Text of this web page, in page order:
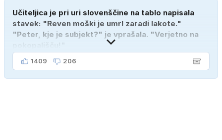
Učiteljica je pri uri slovenščine na tablo napisala
stavek: "Reven moški je umrl zaradi lakote."
"Peter, kje je subjekt?" je vprašala. "Verjetno na
1409 206